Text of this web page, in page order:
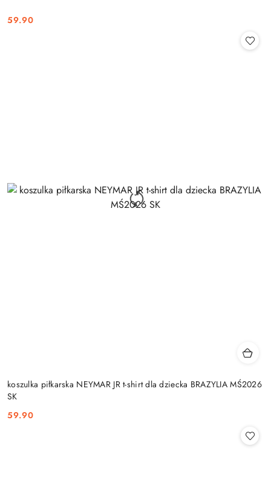
Cena:
59.90
koszulka piłkarska NEYMAR JR t-shirt dla dziecka BRAZYLIA MŚ2026
SK
Cena:
59.90